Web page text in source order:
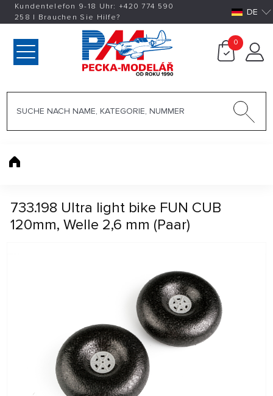
Kundentelefon 9-18 Uhr: +420774 590
258 | Brauchen Sie Hilfe? DE
0
733.198 Ultra light bike FUN CUB
120mm, Welle 2,6 mm (Paar)